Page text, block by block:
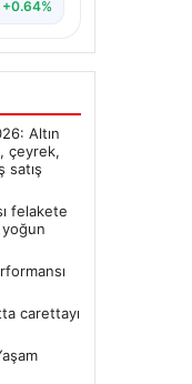
Altın
çeyrek,
satış
felakete
carettayı